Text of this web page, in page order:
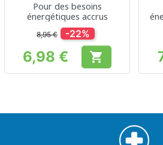
Pour des besoins
énergétiques accrus
8,95 € -22%
Prix
6,98 € 